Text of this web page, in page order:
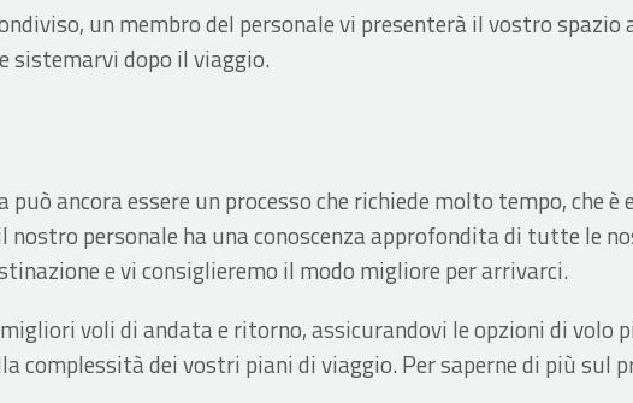
un membro del personale vi presenterà il vostro
sistemarvi dopo il viaggio.
ancora essere un processo che richiede molto tempo, che è
personale ha una conoscenza approfondita di tutte le
e vi consiglieremo il modo migliore per arrivarci.
voli di andata e ritorno, assicurandovi le opzioni di volo
complessità dei vostri piani di viaggio. Per saperne di più sul